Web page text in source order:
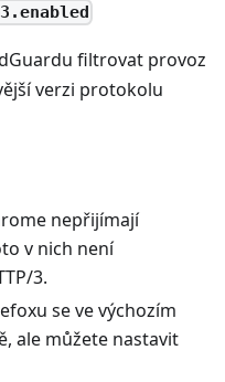
filtrovat provoz
verzi protokolu
nepřijímají
v nich není
3.
se ve výchozím
ale můžete nastavit